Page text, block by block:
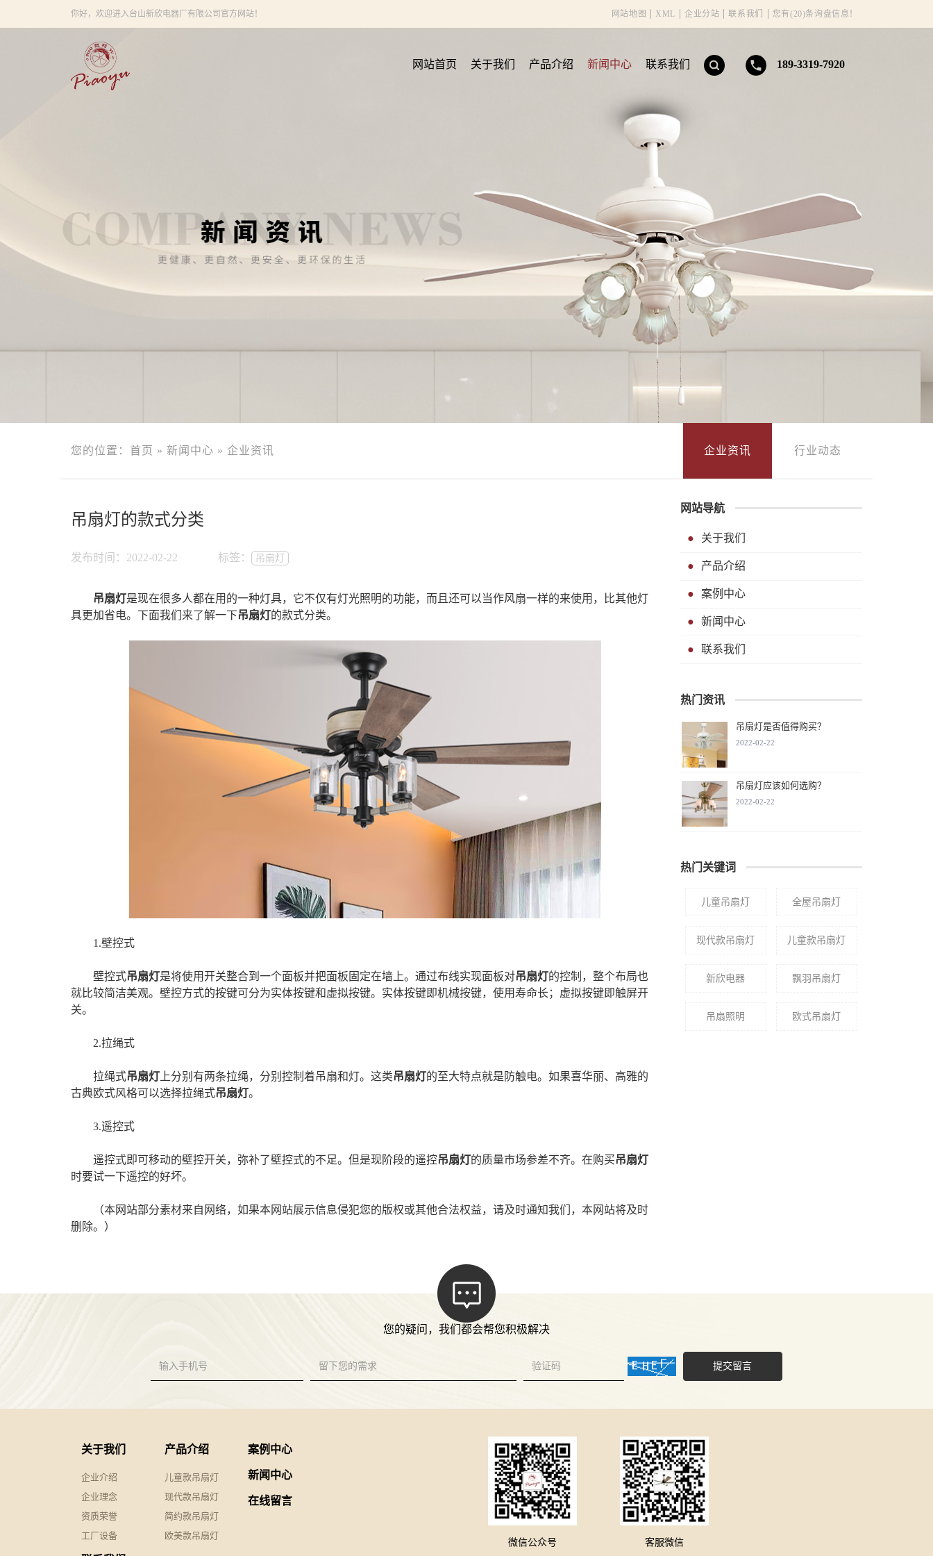
你好，欢迎进入台山新欣电器厂有限公司官方网站！ 网站地图 XML 企业分站 联系我们 您有(20)条询盘信息！
网站首页 关于我们 产品介绍 新闻中心 联系我们 189-3319-7920
您的位置： 首页 » 新闻中心 » 企业资讯 企业资讯 行业动态
吊扇灯的款式分类
发布时间：2022-02-22 标签： 吊扇灯
吊扇灯是现在很多人都在用的一种灯具，它不仅有灯光照明的功能，而且还可以当作风扇一样的来使用，比其他灯
具更加省电。下面我们来了解一下吊扇灯的款式分类。
1.壁控式
壁控式吊扇灯是将使用开关整合到一个面板并把面板固定在墙上。通过布线实现面板对吊扇灯的控制，整个布局也
就比较简洁美观。壁控方式的按键可分为实体按键和虚拟按键。实体按键即机械按键，使用寿命长；虚拟按键即触屏开
关。
2.拉绳式
拉绳式吊扇灯 上分别有两条拉绳，分别控制着吊扇和灯。这类吊扇灯的至大特点就是防触电。如果喜华丽、高雅的
古典欧式风格可以选择拉绳式吊扇灯。
3.遥控式
遥控式即可移动的壁控开关，弥补了壁控式的不足。但是现阶段的遥控吊扇灯的质量市场参差不齐。在购买吊扇灯
时要试一下遥控的好坏。
（本网站部分素材来自网络，如果本网站展示信息侵犯您的版权或其他合法权益，请及时通知我们，本网站将及时
删除。）
网站导航
关于我们
产品介绍
案例中心
新闻中心
联系我们
热门资讯
吊扇灯是否值得购买？
2022-02-22
吊扇灯应该如何选购？
2022-02-22
热门关键词
儿童吊扇灯 全屋吊扇灯
现代款吊扇灯 儿童款吊扇灯
新欣电器 飘羽吊扇灯
吊扇照明 ​欧式吊扇灯
您的疑问，我们都会帮您积极解决
提交留言
关于我们
企业介绍
企业理念
资质荣誉
工厂设备
产品介绍
儿童款吊扇灯
现代款吊扇灯
简约款吊扇灯
欧美款吊扇灯
案例中心
新闻中心
在线留言
微信公众号 客服微信